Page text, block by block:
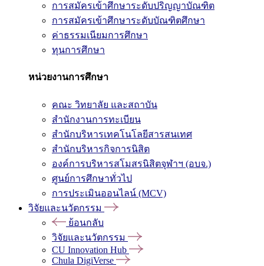
การสมัครเข้าศึกษาระดับปริญญาบัณฑิต
การสมัครเข้าศึกษาระดับบัณฑิตศึกษา
ค่าธรรมเนียมการศึกษา
ทุนการศึกษา
หน่วยงานการศึกษา
คณะ วิทยาลัย และสถาบัน
สำนักงานการทะเบียน
สำนักบริหารเทคโนโลยีสารสนเทศ
สำนักบริหารกิจการนิสิต
องค์การบริหารสโมสรนิสิตจุฬาฯ (อบจ.)
ศูนย์การศึกษาทั่วไป
การประเมินออนไลน์ (MCV)
วิจัยและนวัตกรรม
ย้อนกลับ
วิจัยและนวัตกรรม
CU Innovation Hub
Chula DigiVerse